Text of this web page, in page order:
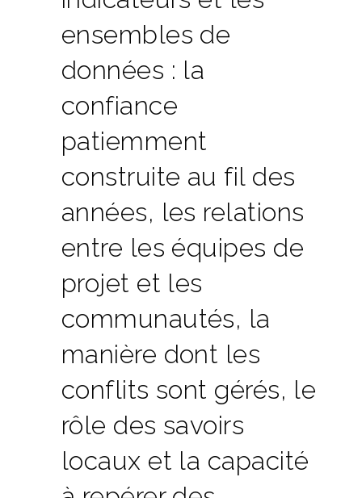
ensembles de
données : la
confiance
patiemment
construite au fil des
années, les relations
entre les équipes de
projet et les
communautés, la
manière dont les
conflits sont gérés, le
rôle des savoirs
locaux et la capacité